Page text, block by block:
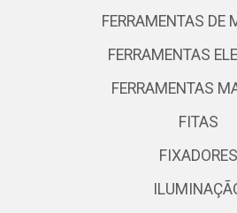
FERRAMENTAS DE
FERRAMENTAS
FERRAMENTAS
FITAS
FIXADORES